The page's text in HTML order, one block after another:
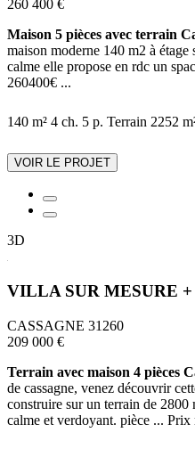
260 400 €
Maison 5 pièces avec terrain
maison moderne 140 m2 à étage
calme elle propose en rdc un
260400€ ...
140 m² 4 ch. 5 p. Terrain 2252
VOIR LE PROJET
3D
VILLA SUR MESURE
CASSAGNE 31260
209 000 €
Terrain avec maison 4 pièces
de cassagne, venez découvrir
construire sur un terrain de 2800
calme et verdoyant. pièce ...